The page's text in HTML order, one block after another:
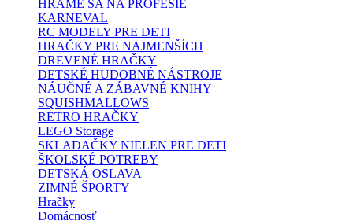
HRÁME SA NA PROFESIE
KARNEVAL
RC MODELY PRE DETI
HRAČKY PRE NAJMENŠÍCH
DREVENÉ HRAČKY
DETSKÉ HUDOBNÉ NÁSTROJE
NÁUČNÉ A ZÁBAVNÉ KNIHY
SQUISHMALLOWS
RETRO HRAČKY
LEGO Storage
SKLADAČKY NIELEN PRE DETI
ŠKOLSKÉ POTREBY
DETSKÁ OSLAVA
ZIMNÉ ŠPORTY
Hračky
Domácnosť